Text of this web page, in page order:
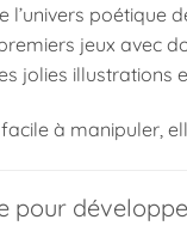
l’univers poétique
jeux avec
jolies illustrations
à manipuler,
pour